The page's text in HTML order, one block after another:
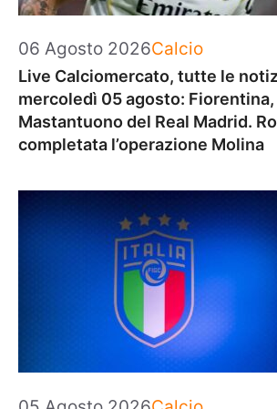
06 Agosto 2026Categorie
Calcio
Live Calciomercato, tutte le
mercoledì 05 agosto:
Mastantuono del Real Madrid.
completata l’operazione Molina
Categorie